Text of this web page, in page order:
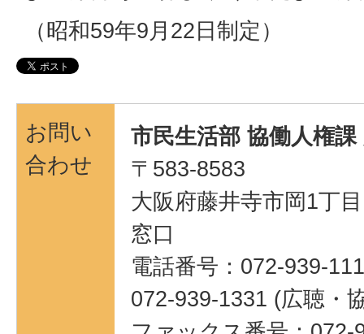
（昭和59年9月22日制定）
お問い
合わせ
市民生活部 協働人権
〒583-8583
大阪府藤井寺市岡1丁
窓口
電話番号：072-939-
072-939-1331 (広聴・